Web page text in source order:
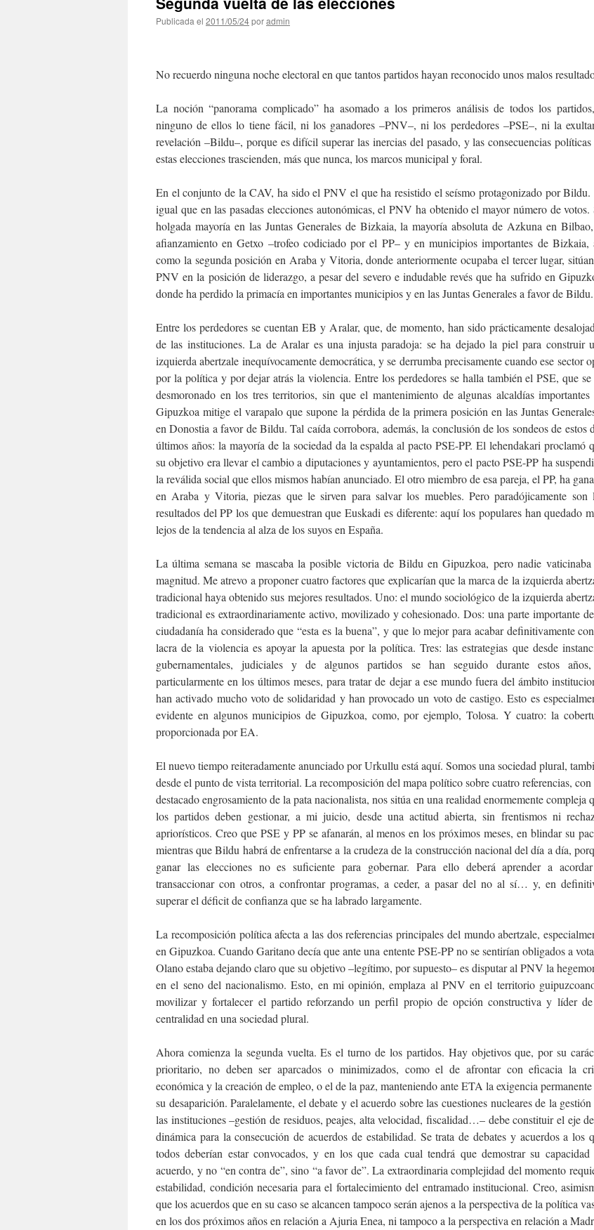
Publicada el 2011/05/24poradmin
No recuerdo ninguna noche electoral en que tantos partidos hayan reconocido unos malos
La noción “panorama complicado” ha asomado a los primeros análisis de todos los
ninguno de ellos lo tiene fácil, ni los ganadores –PNV–, ni los perdedores –PSE–, ni la
revelación –Bildu–, porque es difícil superar las inercias del pasado, y las consecuencias políticas
estas elecciones trascienden, más que nunca, los marcos municipal y foral.
En el conjunto de la CAV, ha sido el PNV el que ha resistido el seísmo protagonizado por
igual que en las pasadas elecciones autonómicas, el PNV ha obtenido el mayor número de votos.
holgada mayoría en las Juntas Generales de Bizkaia, la mayoría absoluta de Azkuna en
afianzamiento en Getxo –trofeo codiciado por el PP– y en municipios importantes de Bizkaia,
como la segunda posición en Araba y Vitoria, donde anteriormente ocupaba el tercer lugar,
PNV en la posición de liderazgo, a pesar del severo e indudable revés que ha sufrido en
donde ha perdido la primacía en importantes municipios y en las Juntas Generales a favor de Bildu.
Entre los perdedores se cuentan EB y Aralar, que, de momento, han sido prácticamente
de las instituciones. La de Aralar es una injusta paradoja: se ha dejado la piel para construir
izquierda abertzale inequívocamente democrática, y se derrumba precisamente cuando ese sector
por la política y por dejar atrás la violencia. Entre los perdedores se halla también el PSE, que se
desmoronado en los tres territorios, sin que el mantenimiento de algunas alcaldías importantes
Gipuzkoa mitige el varapalo que supone la pérdida de la primera posición en las Juntas
en Donostia a favor de Bildu. Tal caída corrobora, además, la conclusión de los sondeos de estos
últimos años: la mayoría de la sociedad da la espalda al pacto PSE-PP. El lehendakari proclamó
su objetivo era llevar el cambio a diputaciones y ayuntamientos, pero el pacto PSE-PP ha
la reválida social que ellos mismos habían anunciado. El otro miembro de esa pareja, el PP, ha
en Araba y Vitoria, piezas que le sirven para salvar los muebles. Pero paradójicamente son
resultados del PP los que demuestran que Euskadi es diferente: aquí los populares han quedado
lejos de la tendencia al alza de los suyos en España.
La última semana se mascaba la posible victoria de Bildu en Gipuzkoa, pero nadie vaticinaba
magnitud. Me atrevo a proponer cuatro factores que explicarían que la marca de la izquierda
tradicional haya obtenido sus mejores resultados. Uno: el mundo sociológico de la izquierda
tradicional es extraordinariamente activo, movilizado y cohesionado. Dos: una parte importante
ciudadanía ha considerado que “esta es la buena”, y que lo mejor para acabar definitivamente
lacra de la violencia es apoyar la apuesta por la política. Tres: las estrategias que desde
gubernamentales, judiciales y de algunos partidos se han seguido durante estos
particularmente en los últimos meses, para tratar de dejar a ese mundo fuera del ámbito
han activado mucho voto de solidaridad y han provocado un voto de castigo. Esto es
evidente en algunos municipios de Gipuzkoa, como, por ejemplo, Tolosa. Y cuatro: la
proporcionada por EA.
El nuevo tiempo reiteradamente anunciado por Urkullu está aquí. Somos una sociedad plural,
desde el punto de vista territorial. La recomposición del mapa político sobre cuatro referencias, con
destacado engrosamiento de la pata nacionalista, nos sitúa en una realidad enormemente compleja
los partidos deben gestionar, a mi juicio, desde una actitud abierta, sin frentismos ni
apriorísticos. Creo que PSE y PP se afanarán, al menos en los próximos meses, en blindar su
mientras que Bildu habrá de enfrentarse a la crudeza de la construcción nacional del día a día,
ganar las elecciones no es suficiente para gobernar. Para ello deberá aprender a
transaccionar con otros, a confrontar programas, a ceder, a pasar del no al sí… y, en
superar el déficit de confianza que se ha labrado largamente.
La recomposición política afecta a las dos referencias principales del mundo abertzale,
en Gipuzkoa. Cuando Garitano decía que ante una entente PSE-PP no se sentirían obligados a
Olano estaba dejando claro que su objetivo –legítimo, por supuesto– es disputar al PNV la
en el seno del nacionalismo. Esto, en mi opinión, emplaza al PNV en el territorio
movilizar y fortalecer el partido reforzando un perfil propio de opción constructiva y líder
centralidad en una sociedad plural.
Ahora comienza la segunda vuelta. Es el turno de los partidos. Hay objetivos que, por su
prioritario, no deben ser aparcados o minimizados, como el de afrontar con eficacia la
económica y la creación de empleo, o el de la paz, manteniendo ante ETA la exigencia
su desaparición. Paralelamente, el debate y el acuerdo sobre las cuestiones nucleares de la
las instituciones –gestión de residuos, peajes, alta velocidad, fiscalidad…– debe constituir el eje
dinámica para la consecución de acuerdos de estabilidad. Se trata de debates y acuerdos a los
todos deberían estar convocados, y en los que cada cual tendrá que demostrar su capacidad
acuerdo, y no “en contra de”, sino “a favor de”. La extraordinaria complejidad del momento
estabilidad, condición necesaria para el fortalecimiento del entramado institucional. Creo,
que los acuerdos que en su caso se alcancen tampoco serán ajenos a la perspectiva de la política
en los dos próximos años en relación a Ajuria Enea, ni tampoco a la perspectiva en relación a